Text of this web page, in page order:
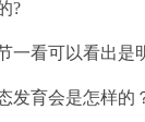
?
一看可以看出是
发育会是怎样的